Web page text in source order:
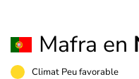
Mafra en
Climat Peu favorable